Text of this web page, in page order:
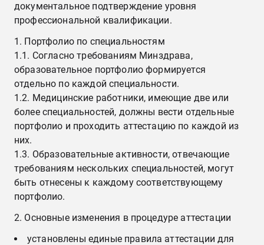
документальное подтверждение уровня
профессиональной квалификации.
Портфолио по специальностям
1.1. Согласно требованиям Минздрава,
образовательное портфолио формируется
отдельно по каждой специальности.
1.2. Медицинские работники, имеющие две или
более специальностей, должны вести отдельные
портфолио и проходить аттестацию по каждой из
них.
1.3. Образовательные активности, отвечающие
требованиям нескольких специальностей, могут
быть отнесены к каждому соответствующему
портфолио.
2. Основные изменения в процедуре аттестации
установлены единые правила аттестации для